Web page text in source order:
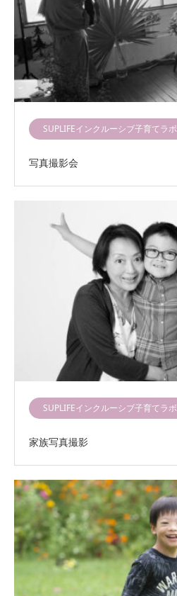
SUPLIFEインクルーシブ子育てラボ
写真撮影会
SUPLIFEインクルーシブ子育てラボ
家族写真撮影